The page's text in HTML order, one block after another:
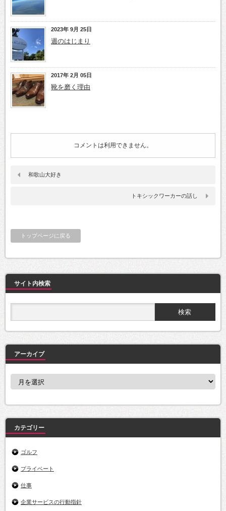
2023年 9月 25日
週のはじまり
2017年 2月 05日
靴を磨く理由
コメントは利用できません。
和歌山大好き
トキシックワーカーの話し
トップページに戻る
サイト内検索
アーカイブ
ブ
カテゴリー
ゴルフ
プライベート
仕事
企業サービスの行動指針